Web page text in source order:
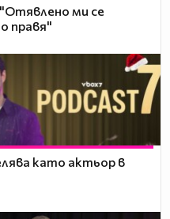
ми се
правя"
като актьор в